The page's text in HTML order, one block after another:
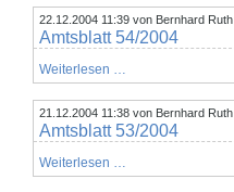
22.12.2004 11:39 von Bernhard Ruth
Amtsblatt 54/2004
Weiterlesen …
54/2004
21.12.2004 11:38 von Bernhard Ruth
Amtsblatt 53/2004
Weiterlesen …
53/2004